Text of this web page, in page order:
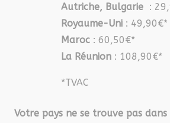
Autriche, Bulgarie :
Royaume-Uni : 49,90€*
Maroc : 60,50€*
La Réunion : 108,90€*
*TVAC
Votre pays ne se trouve pas